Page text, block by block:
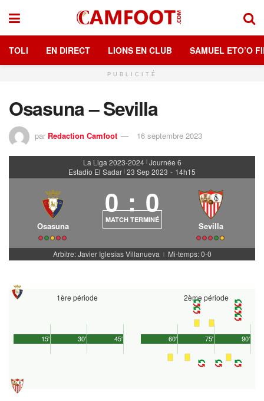
TOLI EN DIRECT LIONS EN CLUB SAMUEL ETO’O
PUBLICITÉ
Osasuna – Sevilla
par Redaction Camfoot 16 septembre 2023
La Liga 2023-2024 | Journée 6
Estadio El Sadar | 23 Sep 2023 - 14h15
Osasuna
0 : 0
MATCH TERMINÉ
Sevilla
Arbitre: Javier Iglesias Villanueva | Mi-temps: 0-0
1ère période
45'
15' 30'
2ème période
90'
60' 75'